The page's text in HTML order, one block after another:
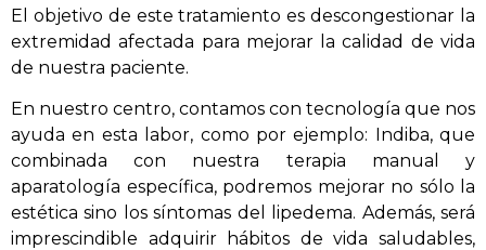
El objetivo de este tratamiento es descongestionar la
extremidad afectada para mejorar la calidad de vida
de nuestra paciente.
En nuestro centro, contamos con tecnología que nos
ayuda en esta labor, como por ejemplo: Indiba, que
combinada con nuestra terapia manual y
aparatología específica, podremos mejorar no sólo la
estética sino los síntomas del lipedema. Además, será
imprescindible adquirir hábitos de vida saludables,